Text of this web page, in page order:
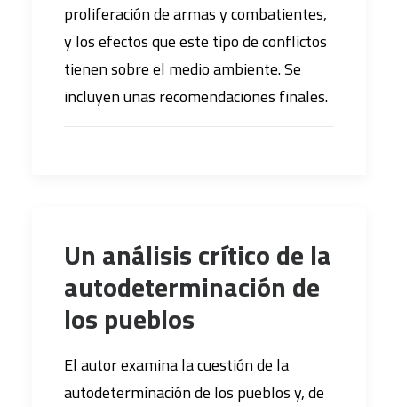
proliferación de armas y combatientes,
y los efectos que este tipo de conflictos
tienen sobre el medio ambiente. Se
incluyen unas recomendaciones finales.
Un análisis crítico de la
autodeterminación de
los pueblos
El autor examina la cuestión de la
autodeterminación de los pueblos y, de